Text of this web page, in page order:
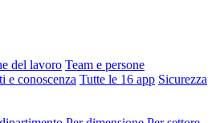
del lavoro Team e persone
e conoscenza Tutte le 16 app Sicurezza